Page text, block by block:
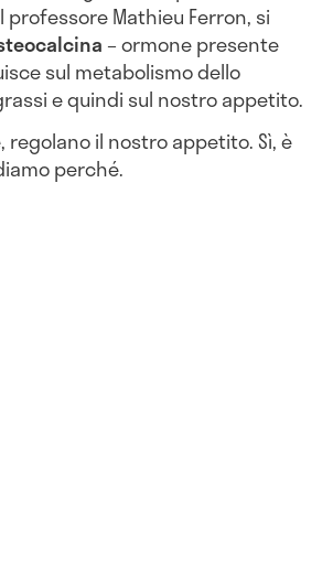
Mathieu Ferron, si
– ormone presente
sul metabolismo dello
e quindi sul nostro appetito.
regolano il nostro appetito. Sì, è
perché.